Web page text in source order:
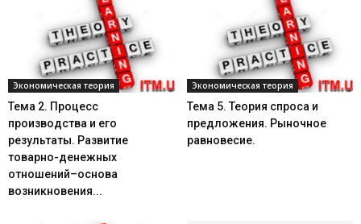
Экономическая теория
Тема 2. Процесс
производства и его
результаты. Развитие
товарно-денежных
отношений–основа
возникновения...
Экономическая теория
Тема 5. Теория спроса и
предложения. Рыночное
равновесие.